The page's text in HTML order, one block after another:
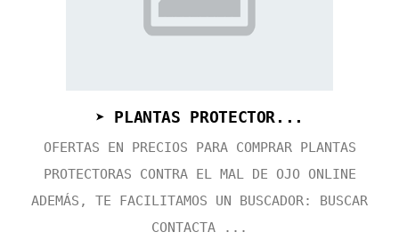
➤ PLANTAS PROTECTOR...
OFERTAS EN PRECIOS PARA COMPRAR PLANTAS
PROTECTORAS CONTRA EL MAL DE OJO ONLINE
ADEMÁS, TE FACILITAMOS UN BUSCADOR: BUSCAR
CONTACTA ...